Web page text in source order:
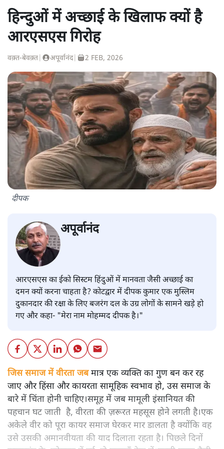
हिन्दुओं में अच्छाई के खिलाफ क्यों है
आरएसएस गिरोह
वक़्त-बेवक़्त अपूर्वानंद| 2 FEB, 2026
दीपक
अपूर्वानंद
आरएसएस का ईको सिस्टम हिंदुओं में मानवता जैसी अच्छाई का
दमन क्यों करना चाहता है? कोटद्वार में दीपक कुमार एक मुस्लिम
दुकानदार की रक्षा के लिए बजरंग दल के उग्र लोगों के सामने खड़े हो
गए और कहा- "मेरा नाम मोहम्मद दीपक है।"
जिस समाज में वीरता जबमात्र एक व्यक्ति का गुण बन कर रह
जाए और हिंसा और कायरता सामूहिक स्वभाव हो, उस समाज के
बारे में चिंता होनी चाहिए।समूह में जब मामूली इंसानियत की
पहचान घट जाती है, वीरता की ज़रूरत महसूस होने लगती है।एक
अकेले वीर को पूरा कायर समाज घेरकर मार डालता है क्योंकि वह
उसे उसकी अमानवीयता की याद दिलाता रहता है। पिछले दिनों